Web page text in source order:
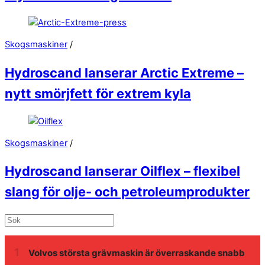
Skogsmaskiner /
Hydroscand lanserar Arctic Extreme –
nytt smörjfett för extrem kyla
Skogsmaskiner /
Hydroscand lanserar Oilflex – flexibel
slang för olje- och petroleumprodukter
Volvos största grävmaskin är överraskande snabb